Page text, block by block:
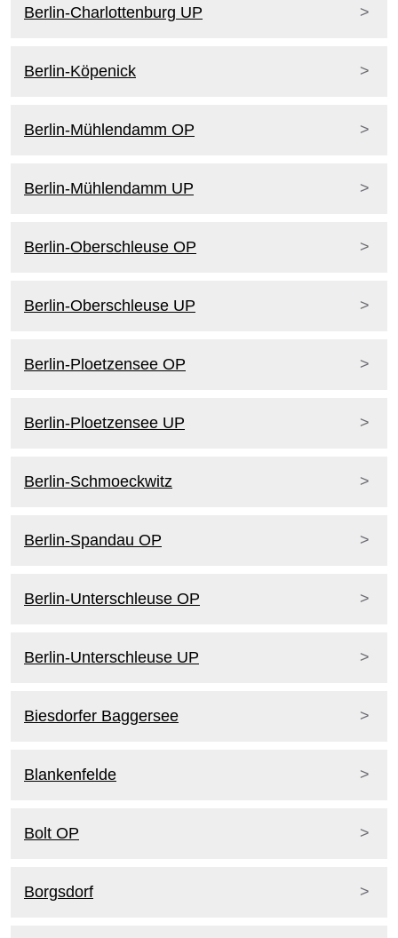
Berlin-Charlottenburg UP
Berlin-Köpenick
Berlin-Mühlendamm OP
Berlin-Mühlendamm UP
Berlin-Oberschleuse OP
Berlin-Oberschleuse UP
Berlin-Ploetzensee OP
Berlin-Ploetzensee UP
Berlin-Schmoeckwitz
Berlin-Spandau OP
Berlin-Unterschleuse OP
Berlin-Unterschleuse UP
Biesdorfer Baggersee
Blankenfelde
Bolt OP
Borgsdorf